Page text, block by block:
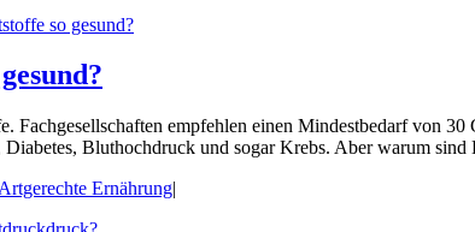
Fachgesellschaften empfehlen einen Mindestbedarf von
Bluthochdruck und sogar Krebs. Aber warum sind
Artgerechte Ernährung|